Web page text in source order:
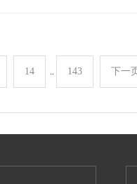
14 .. 143 下一